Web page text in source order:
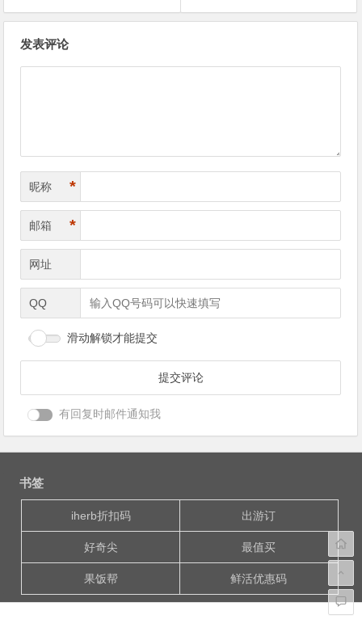
发表评论
昵称 *
邮箱 *
网址
QQ
滑动解锁才能提交
有回复时邮件通知我
书签
iherb折扣码 出游订
好奇尖 最值买
果饭帮 鲜活优惠码